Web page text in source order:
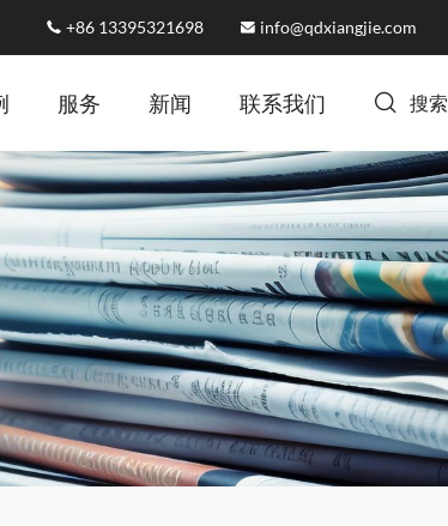
+86 13395321698 info@qdxiangjie.com
搜索
服务 新闻 联系我们